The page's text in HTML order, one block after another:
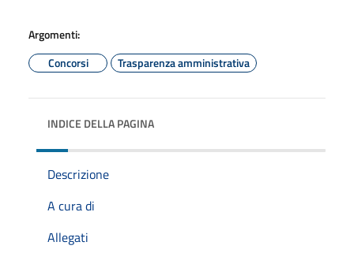
Argomenti:
Concorsi
Trasparenza amministrativa
INDICE DELLA PAGINA
Descrizione
A cura di
Allegati